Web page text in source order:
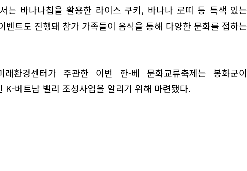
는 바나나칩을 활용한 라이스 쿠키, 바나나 로띠 등 특색 있는
벤트도 진행돼 참가 가족들이 음식을 통해 다양한 문화를 접하는
래환경센터가 주관한 이번 한-베 문화교류축제는 봉화군이
K-베트남 밸리 조성사업을 알리기 위해 마련됐다.